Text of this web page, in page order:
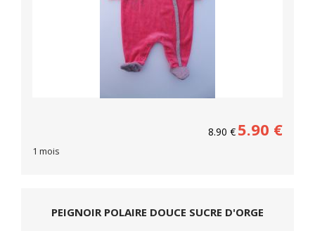
8.90 € 5.90 €
1 mois
PEIGNOIR POLAIRE DOUCE SUCRE D'ORGE